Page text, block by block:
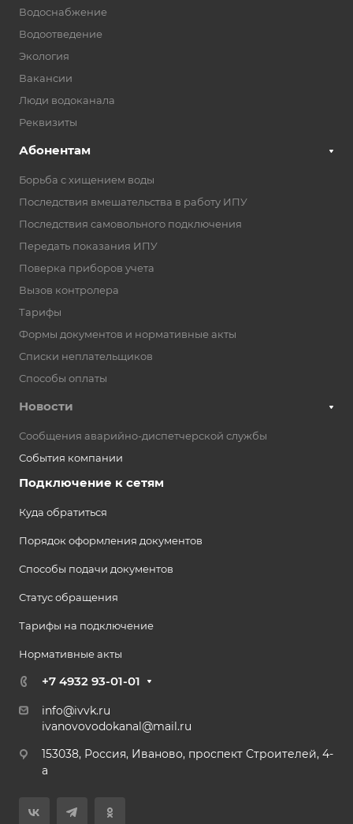
Водоснабжение
Водоотведение
Экология
Вакансии
Люди водоканала
Реквизиты
Абонентам
Борьба с хищением воды
Последствия вмешательства в работу ИПУ
Последствия самовольного подключения
Передать показания ИПУ
Поверка приборов учета
Вызов контролера
Тарифы
Формы документов и нормативные акты
Списки неплательщиков
Способы оплаты
Новости
Сообщения аварийно-диспетчерской службы
События компании
Подключение к сетям
Куда обратиться
Порядок оформления документов
Способы подачи документов
Статус обращения
Тарифы на подключение
Нормативные акты
+7 4932 93-01-01
info@ivvk.ru
ivanovovodokanal@mail.ru
153038, Россия, Иваново, проспект Строителей, 4-
а